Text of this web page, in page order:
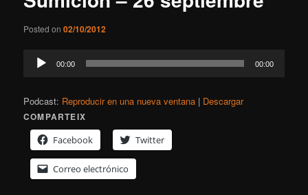
Posted on02/10/2012
Reproductor
00:00 00:00
Podcast: Reproducir en una nueva ventana | Descargar
COMPARTEIX
Facebook
Twitter
Correo electrónico